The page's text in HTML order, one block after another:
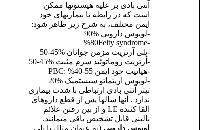
آنتی بادی بر علیه هیستونها ممکن
است که در رابطه با بیماریهای خود
ایمن مختلف، به شرح زیر ظاهر شود:
-لوپوس دارویی %90
-%80Felty syndrome
-پلی آرتریت مزمن جوانان %45-50
-آرتریت روماتوئید سرم مثبت %45-50
-هپاتیت خود ایمن PBC: %40-55
-لوپوس اریتماتو سیستمیک %20
تیتر آنتی بادی ارتباطی با شدت بیماری
ندارد . آنها سالها پس از قطع داروهای
القا کننده LE و از بین رفتن علائم
بالینی قابل تشخیص باقی میمانند.
لوپوس دارویی (به عنوان مثال با پلی